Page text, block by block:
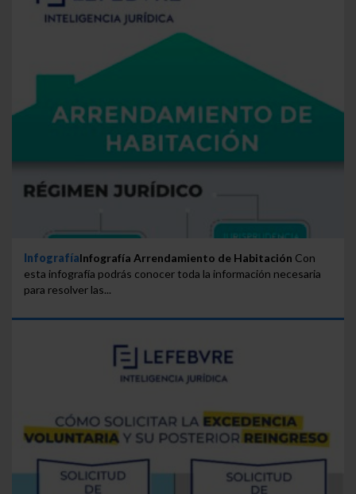
InfografíaInfografía Arrendamiento de Habitación Con
esta infografía podrás conocer toda la información necesaria
para resolver las...